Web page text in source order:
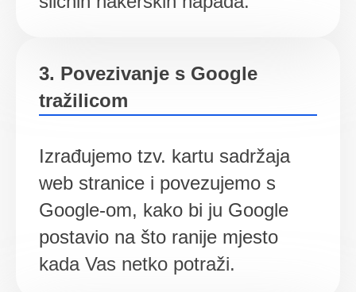
3. Povezivanje s Google
tražilicom
Izrađujemo tzv. kartu sadržaja
web stranice i povezujemo s
Google-om, kako bi ju Google
postavio na što ranije mjesto
kada Vas netko potraži.